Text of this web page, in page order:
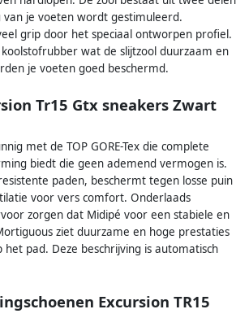
van je voeten wordt gestimuleerd.
grip door het speciaal ontworpen profiel.
wat de slijtzool duurzaam en
je voeten goed beschermd.
Tr15 Gtx sneakers Zwart
met de TOP GORE-Tex die complete
biedt die geen ademend vermogen is.
paden, beschermt tegen losse puin
voor vers comfort. Onderlaads
zorgen dat Midipé voor een stabiele en
ziet duurzame en hoge prestaties
pad. Deze beschrijving is automatisch
Excursion TR15